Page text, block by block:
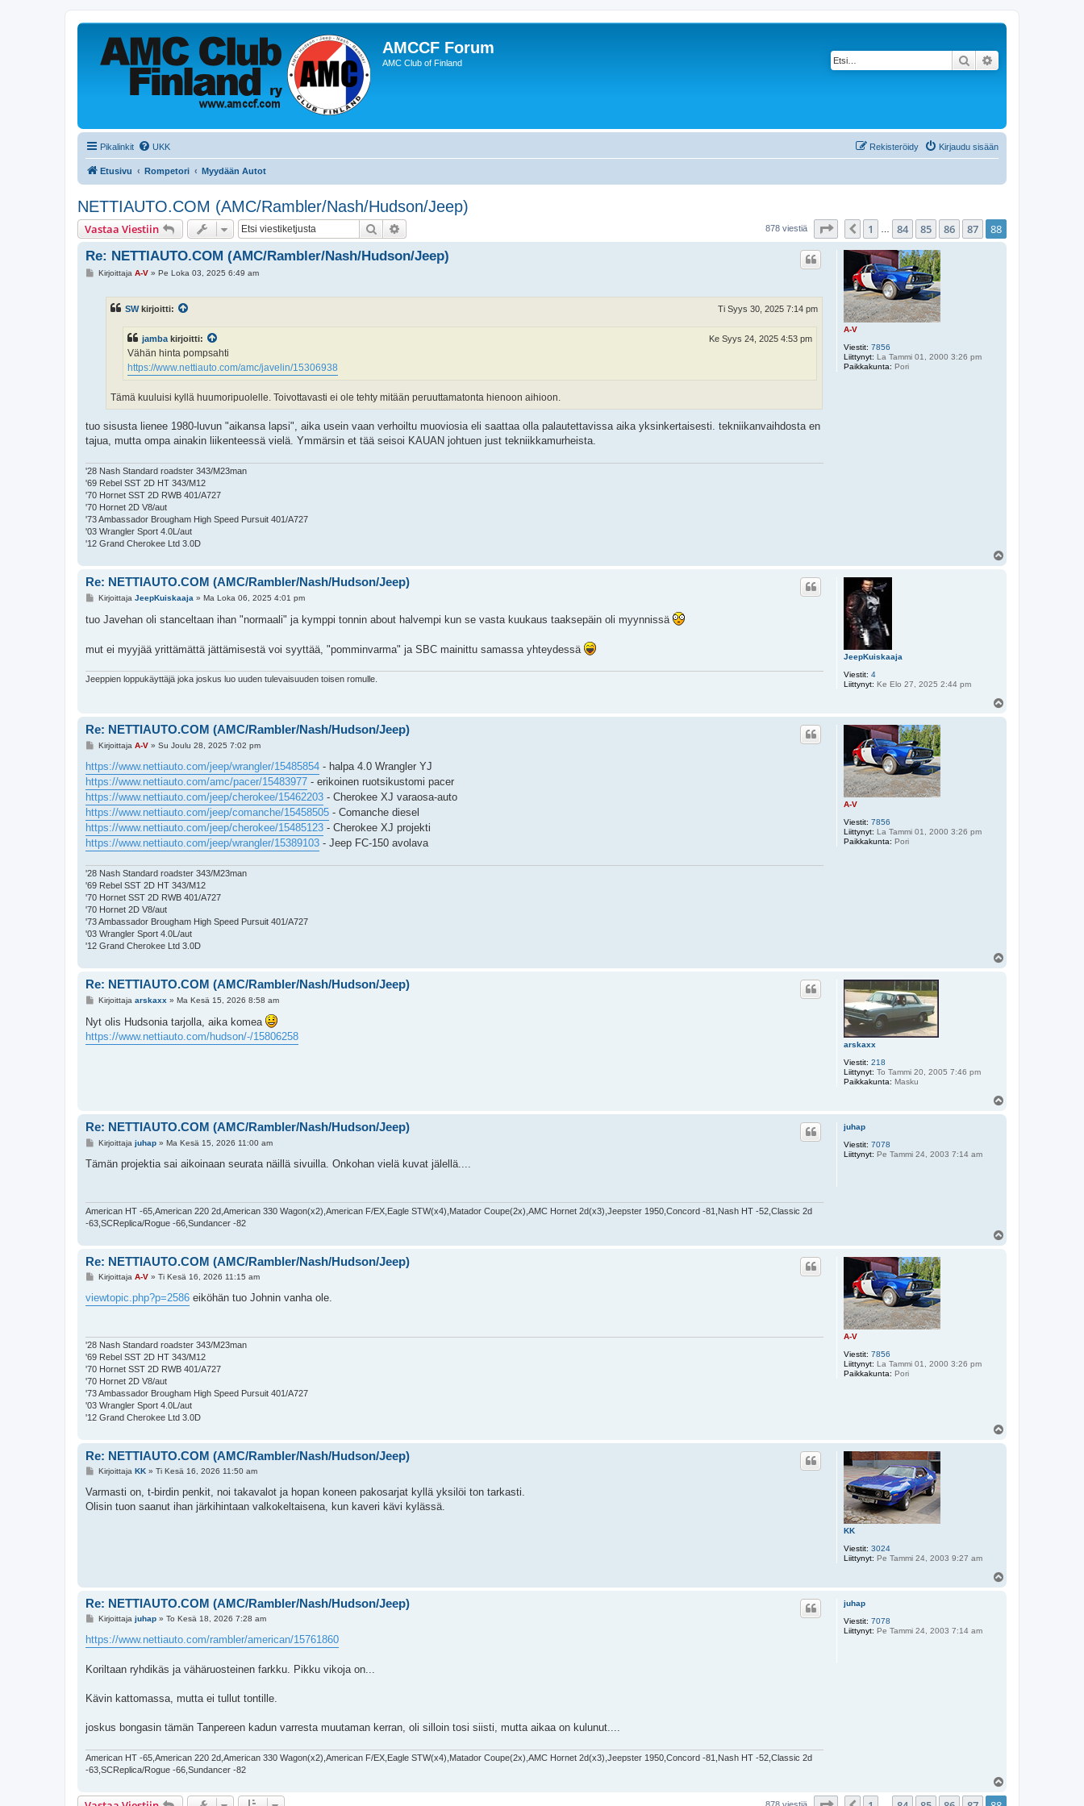
AMCCF Forum
AMC Club of Finland Etsi
Pikalinkit UKK Kirjaudu sisään
Rekisteröidy
Etusivu Rompetori Myydään Autot
NETTIAUTO.COM (AMC/Rambler/Nash/Hudson/Jeep)
Vastaa Viestiin Etsi 878 viestiä Sivu / 88
Edellinen
1 84 85 86 87 88
A-V
Viestit: 7856
Liittynyt: La Tammi 01, 2000 3:26 pm
Paikkakunta: Pori
Re: NETTIAUTO.COM (AMC/Rambler/Nash/Hudson/Jeep)
VKirjoittaja A-V» Pe Loka 03, 2025 6:49 am
SWkirjoitti: Ti Syys 30, 2025 7:14 pm
jamba kirjoitti: Ke Syys 24, 2025 4:53 pm
Vähän hinta pompsahti
https://www.nettiauto.com/amc/javelin/15306938
Tämä kuuluisi kyllä huumoripuolelle. Toivottavasti ei ole tehty mitään peruuttamatonta hienoon aihioon.
tuo sisusta lienee 1980-luvun "aikansa lapsi", aika usein vaan verhoiltu muoviosia eli saattaa olla palautettavissa aika yksinkertaisesti. tekniikanvaihdosta en
tajua, mutta ompa ainakin liikenteessä vielä. Ymmärsin et tää seisoi KAUAN johtuen just tekniikkamurheista.
'28 Nash Standard roadster 343/M23man
'69 Rebel SST 2D HT 343/M12
'70 Hornet SST 2D RWB 401/A727
'70 Hornet 2D V8/aut
'73 Ambassador Brougham High Speed Pursuit 401/A727
'03 Wrangler Sport 4.0L/aut
'12 Grand Cherokee Ltd 3.0D
JeepKuiskaaja
Viestit: 4
Liittynyt: Ke Elo 27, 2025 2:44 pm
Re: NETTIAUTO.COM (AMC/Rambler/Nash/Hudson/Jeep)
V
e
s
Kirjoittaja JeepKuiskaaja » Ma Loka 06, 2025 4:01 pm
tuo Javehan oli stanceltaan ihan "normaali" ja kymppi tonnin about halvempi kun se vasta kuukaus taaksepäin oli myynnissä
mut ei myyjää yrittämättä jättämisestä voi syyttää, "pomminvarma" ja SBC mainittu samassa yhteydessä
Jeeppien loppukäyttäjä joka joskus luo uuden tulevaisuuden toisen romulle.
A-V
Viestit: 7856
Liittynyt: La Tammi 01, 2000 3:26 pm
Paikkakunta: Pori
Re: NETTIAUTO.COM (AMC/Rambler/Nash/Hudson/Jeep)
V
e
s
t
i
Kirjoittaja A-V» Su Joulu 28, 2025 7:02 pm
https://www.nettiauto.com/jeep/wrangler/15485854 - halpa 4.0 Wrangler YJ
https://www.nettiauto.com/amc/pacer/15483977 - erikoinen ruotsikustomi pacer
https://www.nettiauto.com/jeep/cherokee/15462203 - Cherokee XJ varaosa-auto
https://www.nettiauto.com/jeep/comanche/15458505 - Comanche diesel
https://www.nettiauto.com/jeep/cherokee/15485123 - Cherokee XJ projekti
https://www.nettiauto.com/jeep/wrangler/15389103 - Jeep FC-150 avolava
'28 Nash Standard roadster 343/M23man
'69 Rebel SST 2D HT 343/M12
'70 Hornet SST 2D RWB 401/A727
'70 Hornet 2D V8/aut
'73 Ambassador Brougham High Speed Pursuit 401/A727
'03 Wrangler Sport 4.0L/aut
'12 Grand Cherokee Ltd 3.0D
arskaxx
Viestit: 218
Liittynyt: To Tammi 20, 2005 7:46 pm
Paikkakunta: Masku
Re: NETTIAUTO.COM (AMC/Rambler/Nash/Hudson/Jeep)
V
e
s
t
i
Kirjoittaja arskaxx » Ma Kesä 15, 2026 8:58 am
Nyt olis Hudsonia tarjolla, aika komea
https://www.nettiauto.com/hudson/-/15806258
juhap
Viestit: 7078
Liittynyt: Pe Tammi 24, 2003 7:14 am
Re: NETTIAUTO.COM (AMC/Rambler/Nash/Hudson/Jeep)
V
e
Kirjoittaja juhap» Ma Kesä 15, 2026 11:00 am
Tämän projektia sai aikoinaan seurata näillä sivuilla. Onkohan vielä kuvat jälellä....
American HT -65,American 220 2d,American 330 Wagon(x2),American F/EX,Eagle STW(x4),Matador Coupe(2x),AMC Hornet 2d(x3),Jeepster 1950,Concord -81,Nash HT -52,Classic 2d
-63,SCReplica/Rogue -66,Sundancer -82
A-V
Viestit: 7856
Liittynyt: La Tammi 01, 2000 3:26 pm
Paikkakunta: Pori
Re: NETTIAUTO.COM (AMC/Rambler/Nash/Hudson/Jeep)
V
e
s
Kirjoittaja A-V» Ti Kesä 16, 2026 11:15 am
viewtopic.php?p=2586 eiköhän tuo Johnin vanha ole.
'28 Nash Standard roadster 343/M23man
'69 Rebel SST 2D HT 343/M12
'70 Hornet SST 2D RWB 401/A727
'70 Hornet 2D V8/aut
'73 Ambassador Brougham High Speed Pursuit 401/A727
'03 Wrangler Sport 4.0L/aut
'12 Grand Cherokee Ltd 3.0D
KK
Viestit: 3024
Liittynyt: Pe Tammi 24, 2003 9:27 am
Re: NETTIAUTO.COM (AMC/Rambler/Nash/Hudson/Jeep)
V
e
t
Kirjoittaja KK» Ti Kesä 16, 2026 11:50 am
Varmasti on, t-birdin penkit, noi takavalot ja hopan koneen pakosarjat kyllä yksilöi ton tarkasti.
Olisin tuon saanut ihan järkihintaan valkokeltaisena, kun kaveri kävi kylässä.
juhap
Viestit: 7078
Liittynyt: Pe Tammi 24, 2003 7:14 am
Re: NETTIAUTO.COM (AMC/Rambler/Nash/Hudson/Jeep)
V
e
s
i
Kirjoittaja juhap» To Kesä 18, 2026 7:28 am
https://www.nettiauto.com/rambler/american/15761860
Koriltaan ryhdikäs ja vähäruosteinen farkku. Pikku vikoja on...
Kävin kattomassa, mutta ei tullut tontille.
joskus bongasin tämän Tanpereen kadun varresta muutaman kerran, oli silloin tosi siisti, mutta aikaa on kulunut....
American HT -65,American 220 2d,American 330 Wagon(x2),American F/EX,Eagle STW(x4),Matador Coupe(2x),AMC Hornet 2d(x3),Jeepster 1950,Concord -81,Nash HT -52,Classic 2d
-63,SCReplica/Rogue -66,Sundancer -82